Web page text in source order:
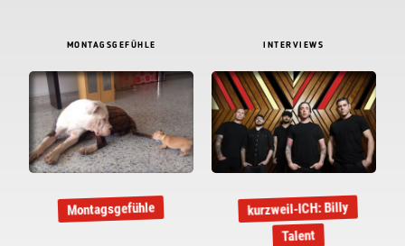
MONTAGSGEFÜHLE
Montagsgefühle
INTERVIEWS
kurzweil-ICH: Billy
Talent